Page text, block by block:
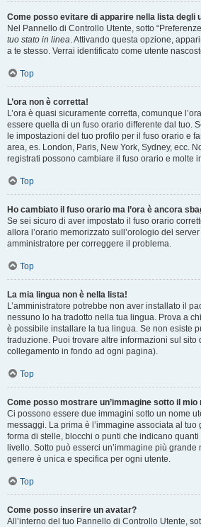
Come posso evitare di apparire nella lista degli
Nel Pannello di Controllo Utente, sotto
tuo stato in linea. Attivando questa opzione,
a te stesso. Verrai identificato come utente
Top
L’ora non è corretta!
L’ora è quasi sicuramente corretta, comunque
essere quella di un fuso orario differente dal tuo.
le impostazioni del tuo profilo per il fuso orario e
area, es. London, Paris, New York, Sydney, ecc.
registrati possono cambiare il fuso orario e molte
Top
Ho cambiato il fuso orario ma l’ora è ancora
Se sei sicuro di aver impostato il fuso orario
allora l’orario memorizzato sull’orologio del
amministratore per correggere il problema.
Top
La mia lingua non è nella lista!
L’amministratore potrebbe non aver installato il
nessuno lo ha tradotto nella tua lingua. Prova a
è possibile installare la tua lingua. Se non esiste
traduzione. Puoi trovare altre informazioni sul sito
collegamento in fondo ad ogni pagina).
Top
Come posso mostrare un’immagine sotto il mio
Ci possono essere due immagini sotto un nome
messaggi. La prima è l’immagine associata al
forma di stelle, blocchi o punti che indicano
livello. Sotto può esserci un’immagine più grande
genere è unica e specifica per ogni utente.
Top
Come posso inserire un avatar?
All’interno del tuo Pannello di Controllo Utente,